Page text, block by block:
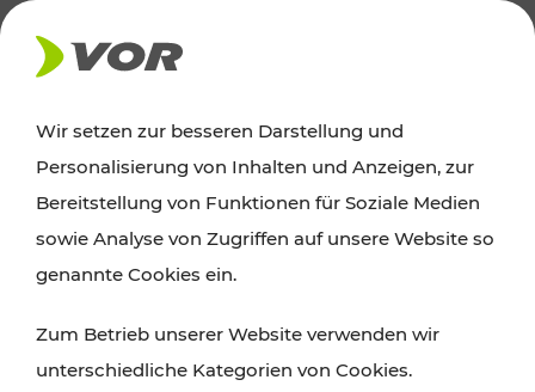
AKTUELLES
Ausflugstipps
Wien, Niederösterreich und das Burgenland
Wanderungen, Kultur und Gastronomie,
Radtouren oder purer Naturgenuss – viele
Wir setzen zur besseren Darstellung und
Personalisierung von Inhalten und Anzeigen, zur
Bereitstellung von Funktionen für Soziale Medien
sowie Analyse von Zugriffen auf unsere Website so
genannte Cookies ein.
Zum Betrieb unserer Website verwenden wir
unterschiedliche Kategorien von Cookies.